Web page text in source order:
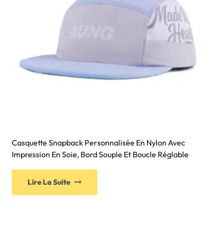
Casquette Snapback Personnalisée En Nylon Avec
Impression En Soie, Bord Souple Et Boucle Réglable
Lire La Suite